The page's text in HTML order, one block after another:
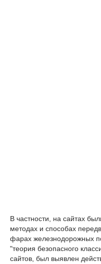
В частности, на сайтах
методах и способах
фарах железнодорожных
"теория безопасного
сайтов, был выявлен